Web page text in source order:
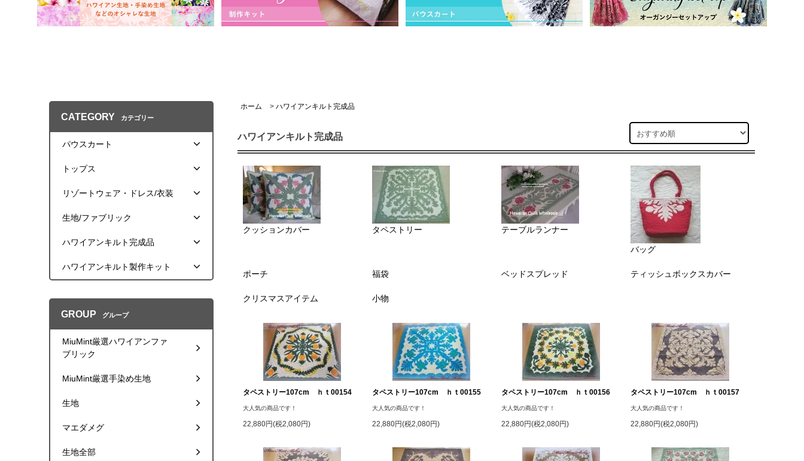
ホーム > ハワイアンキルト完成品
ハワイアンキルト完成品
クッションカバー タペストリー テーブルランナー
バッグ
ポーチ 福袋 ベッドスプレッド ティッシュボックスカバー
クリスマスアイテム 小物
タペストリー107cm ｈｔ00154
大人気の商品です！
22,880円(税2,080円)
タペストリー107cm ｈｔ00155
大人気の商品です！
22,880円(税2,080円)
タペストリー107cm ｈｔ00156
大人気の商品です！
22,880円(税2,080円)
タペストリー107cm ｈｔ00157
大人気の商品です！
22,880円(税2,080円)
CATEGORY カテゴリー
パウスカート
トップス
リゾートウェア・ドレス/衣装
生地/ファブリック
ハワイアンキルト完成品
ハワイアンキルト製作キット
GROUP グループ
MiuMint厳選ハワイアンファ
ブリック
MiuMint厳選手染め生地
生地
マエダメグ
生地全部